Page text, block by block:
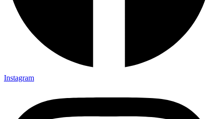
Instagram